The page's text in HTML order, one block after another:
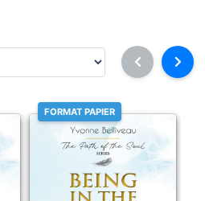
FORMAT PAPIER